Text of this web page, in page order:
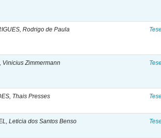
Rodrigo de Paula
Vinicius Zimmermann
Thais Presses
Leticia dos Santos Benso